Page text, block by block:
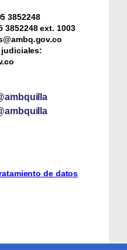
3852248
3852248 ext. 1003
de datos